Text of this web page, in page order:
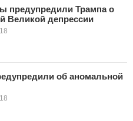
предупредили Трампа о
Великой депрессии
об аномальной